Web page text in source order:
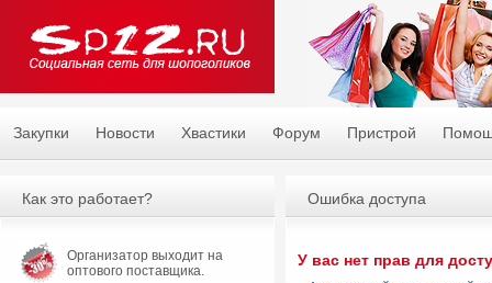
Закупки Новости Хвастики Форум Пристрой
Ошибка доступа
У вас нет прав для
Как это работает?
Организатор выходит на
оптового поставщика.